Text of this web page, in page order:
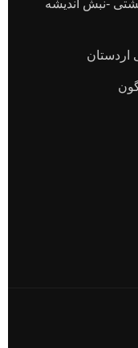
-نبش اندیشه
اردستان